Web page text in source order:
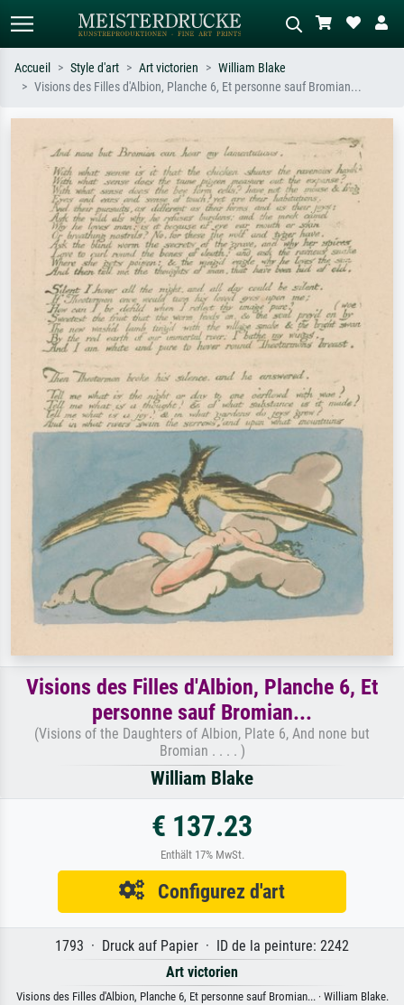
ex. Monet, Nuit étoilée,
impressionnisme, vague de Hokusai,
nu.
abstrait avec beaucoup de rouge,
tableau sombre, nu debout près d'un
arbre.
Accueil Style d'art Art victorien
William Blake
Visions des Filles d'Albion, Planche 6, Et personne sauf Bromian...
Visions des Filles d'Albion, Planche 6, Et
personne sauf Bromian...
(Visions of the Daughters of Albion, Plate 6, And none but
Bromian . . . . )
William Blake
€ 137.23
Enthält 17% MwSt.
Configurez d'art
1793 · Druck auf Papier · ID de la peinture: 2242
Art victorien
Visions des Filles d'Albion, Planche 6, Et personne sauf Bromian... · William Blake.